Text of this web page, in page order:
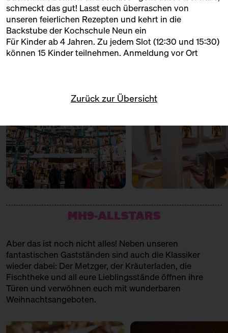
schmeckt das gut! Lasst euch überraschen von
unseren feierlichen Rezepten und kehrt in die
Backstube der Kochschule Neun ein
Für Kinder ab 4 Jahren. Zu jedem Slot (12:30 und 15:30)
können 15 Kinder teilnehmen. Anmeldung vor Ort
Zurück zur Übersicht
MH9-ALLSTARS
Aber das ist noch nicht alles! Neben unseren
fantastischen Gastständen sind auch die Klassiker
wieder dabei: Der Metzger, der Kräuterladen, die
Fischtheke und all eure Lieblingsstände öffnen ihre
Türen und verwöhnen euch mit wunderbaren
Weihnachtsangeboten.